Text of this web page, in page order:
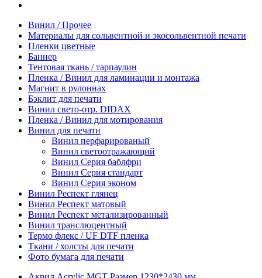
Винил / Прочее
Материалы для сольвентной и экосольвентной печати
Пленки цветные
Баннер
Тентовая ткань / тарпаулин
Пленка / Винил для ламинации и монтажа
Магнит в рулоннах
Бэклит для печати
Винил свето-отр. DIDAX
Пленка / Винил для мотирования
Винил для печати
Винил перфарированый
Винил светоотражающий
Винил Серия баблфри
Винил Серия стандарт
Винил Серия эконом
Винил Респект глянец
Винил Респект матовый
Винил Респект метализированный
Винил транслюцентный
Термо флекс / UF DTF пленка
Ткани / холсты для печати
Фото бумага для печати